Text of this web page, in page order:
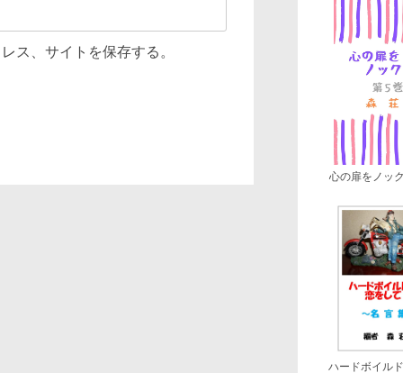
ス、サイトを保存する。
心の扉をノッ
ハードボイル